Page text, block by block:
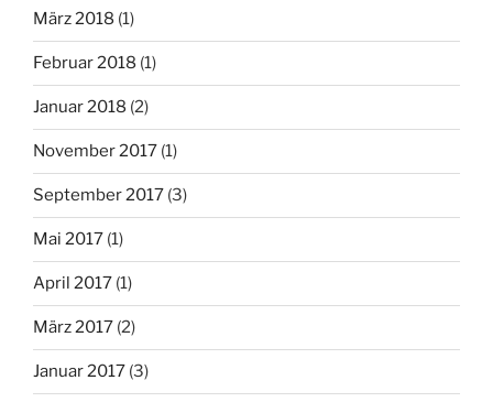
März 2018 (1)
Februar 2018 (1)
Januar 2018 (2)
November 2017 (1)
September 2017 (3)
Mai 2017 (1)
April 2017 (1)
März 2017 (2)
Januar 2017 (3)